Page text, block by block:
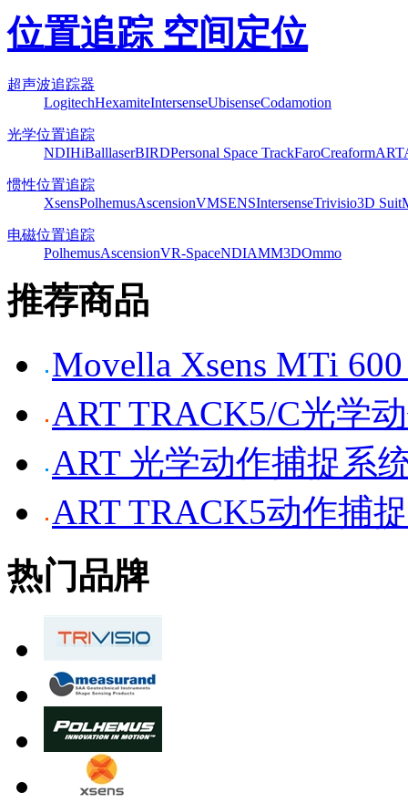
位置追踪 空间定位
超声波追踪器
LogitechHexamiteIntersenseUbisenseCodamotion
光学位置追踪
NDIHiBalllaserBIRDPersonal Space TrackFaroCreaformART
惯性位置追踪
XsensPolhemusAscensionVMSENSIntersenseTrivisio3D Suit
电磁位置追踪
PolhemusAscensionVR-SpaceNDIAMM3DOmmo
推荐商品
Movella Xsens MTi
ART TRACK5/C光学
ART 光学动作捕捉系
ART TRACK5动作捕
热门品牌